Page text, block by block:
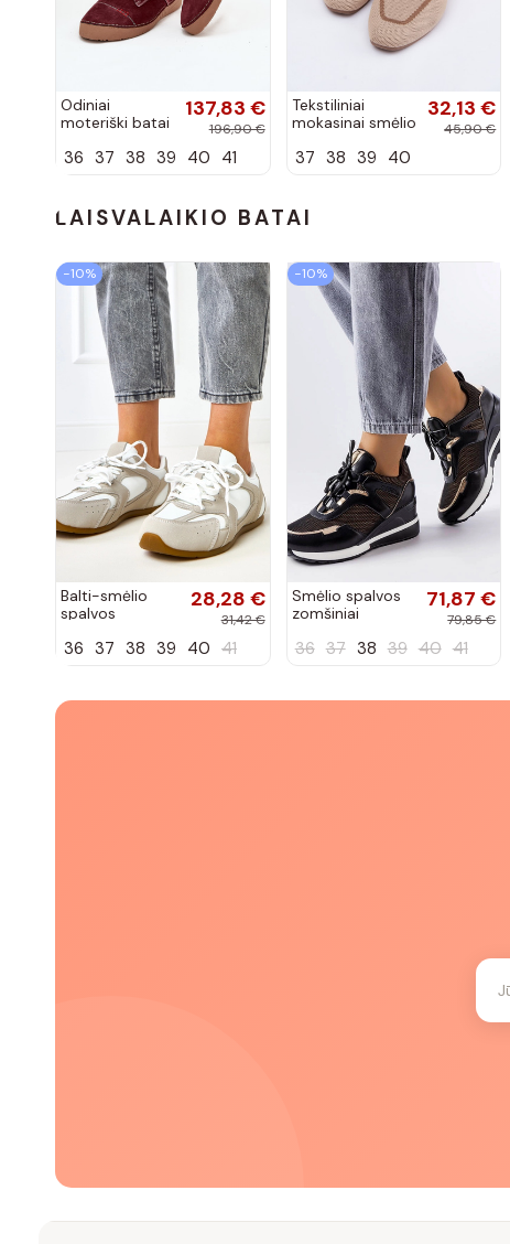
Odiniai
moteriški batai
pilies tipo,
137,83 €
196,90 €
36 37 38 39 40 41
Tekstiliniai
mokasinai smėlio
32,13 €
45,90 €
37 38 39 40
LAISVALAIKIO BATAI
−10%
Balti-smėlio
spalvos
bateliai su
28,28 €
31,42 €
36 37 38 39 40 41
−10%
Smėlio spalvos
zomšiniai
bateliai, „Karino"
71,87 €
79,85 €
36 37 38 39 40 41